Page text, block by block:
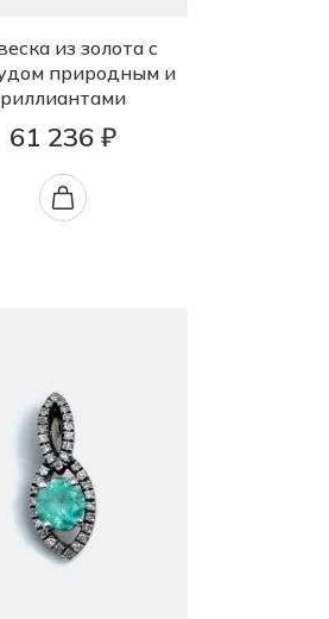
из золота с
природным и
61 236 ₽